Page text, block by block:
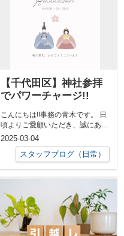
【千代田区】神社参拝
でパワーチャージ!!
こんにちは!!事務の青木です。 日
頃よりご愛顧いただき、誠にあり
2025-03-04
スタッフブログ（日常）